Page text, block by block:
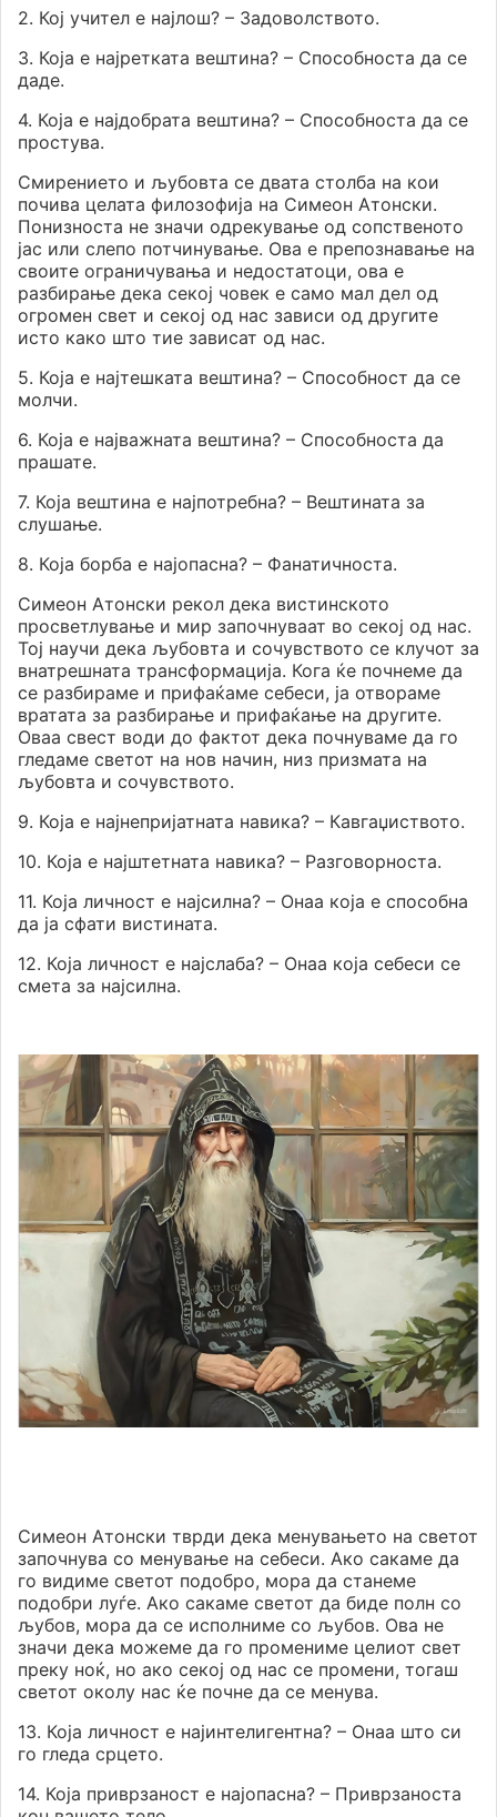
2. Кој учител е најлош? – Задоволството.
3. Која е најретката вештина? – Способноста да се
даде.
4. Која е најдобрата вештина? – Способноста да се
простува.
Смирението и љубовта се двата столба на кои
почива целата филозофија на Симеон Атонски.
Понизноста не значи одрекување од сопственото
јас или слепо потчинување. Ова е препознавање на
своите ограничувања и недостатоци, ова е
разбирање дека секој човек е само мал дел од
огромен свет и секој од нас зависи од другите
исто како што тие зависат од нас.
5. Која е најтешката вештина? – Способност да се
молчи.
6. Која е најважната вештина? – Способноста да
прашате.
7. Која вештина е најпотребна? – Вештината за
слушање.
8. Која борба е најопасна? – Фанатичноста.
Симеон Атонски рекол дека вистинското
просветлување и мир започнуваат во секој од нас.
Тој научи дека љубовта и сочувството се клучот за
внатрешната трансформација. Кога ќе почнеме да
се разбираме и прифаќаме себеси, ја отвораме
вратата за разбирање и прифаќање на другите.
Оваа свест води до фактот дека почнуваме да го
гледаме светот на нов начин, низ призмата на
љубовта и сочувството.
9. Која е најнепријатната навика? – Кавгаџиството.
10. Која е најштетната навика? – Разговорноста.
11. Која личност е најсилна? – Онаа која е способна
да ја сфати вистината.
12. Која личност е најслаба? – Онаа која себеси се
смета за најсилна.
Симеон Атонски тврди дека менувањето на светот
започнува со менување на себеси. Ако сакаме да
го видиме светот подобро, мора да станеме
подобри луѓе. Ако сакаме светот да биде полн со
љубов, мора да се исполниме со љубов. Ова не
значи дека можеме да го промениме целиот свет
преку ноќ, но ако секој од нас се промени, тогаш
светот околу нас ќе почне да се менува.
13. Која личност е најинтелигентна? – Онаа што си
го гледа срцето.
14. Која приврзаност е најопасна? – Приврзаноста